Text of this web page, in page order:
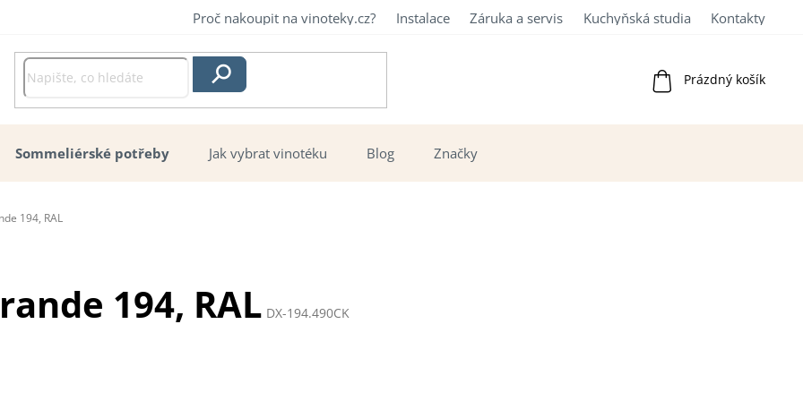
Proč nakoupit na vinoteky.cz? Instalace Záruka a servis Kuchyňská studia Kontakty
Hledat
Nákupní
Prázdný košík
Sommeliérské potřeby Jak vybrat vinotéku Blog Značky
194, RAL
194, RAL DX-194.490CK